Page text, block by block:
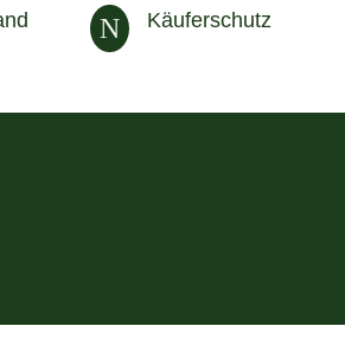
N Käuferschutz